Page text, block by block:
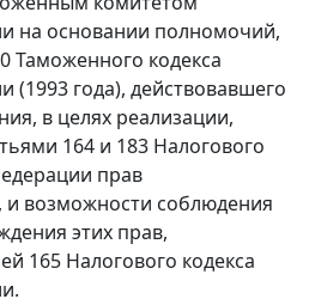
на основании полномочий,
Таможенного кодекса
(1993 года), действовавшего
в целях реализации,
164 и 183 Налогового
прав
и возможности соблюдения
этих прав,
165 Налогового кодекса